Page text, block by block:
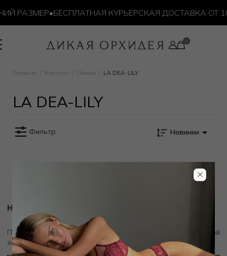
РАЗМЕР•БЕСПЛАТНАЯ КУРЬЕРСКАЯ ДОСТАВКА ОТ
Главная Каталог Линии LA DEA-LILY
LA DEA-LILY
Фильтр Новинки
Новости и акции
Подпишитесь на рассылку и получите
на первый
заказ